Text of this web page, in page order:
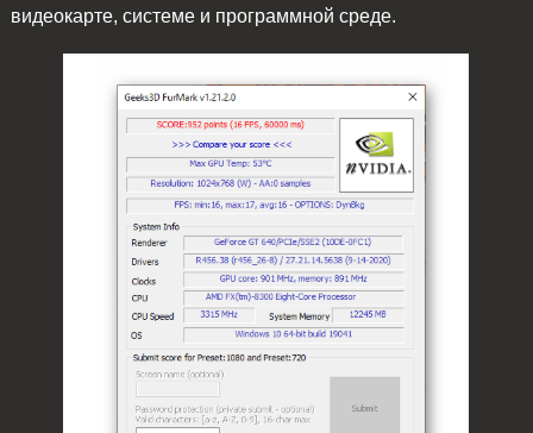
видеокарте, системе и программной среде.